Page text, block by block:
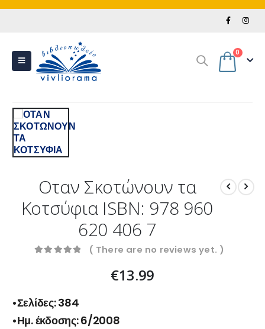
0
Οταν Σκοτώνουν τα
Κοτσύφια ISBN: 978 960
620 406 7
( There are no reviews yet. )
€13.99
•Σελίδες: 384
•Ημ. έκδοσης: 6/2008